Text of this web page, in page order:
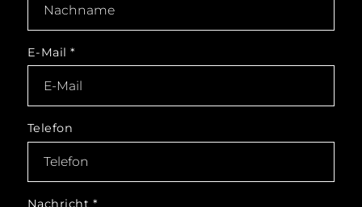
E-Mail*
Telefon
Nachricht *